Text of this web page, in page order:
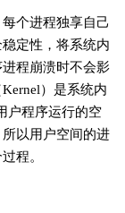
个进程独享自己
定性，将系统内
程崩溃时不会影
）是系统内
户程序运行的空
以用户空间的进
程。